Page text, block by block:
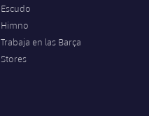
Escudo
Himno
Trabaja en las Barça
Stores